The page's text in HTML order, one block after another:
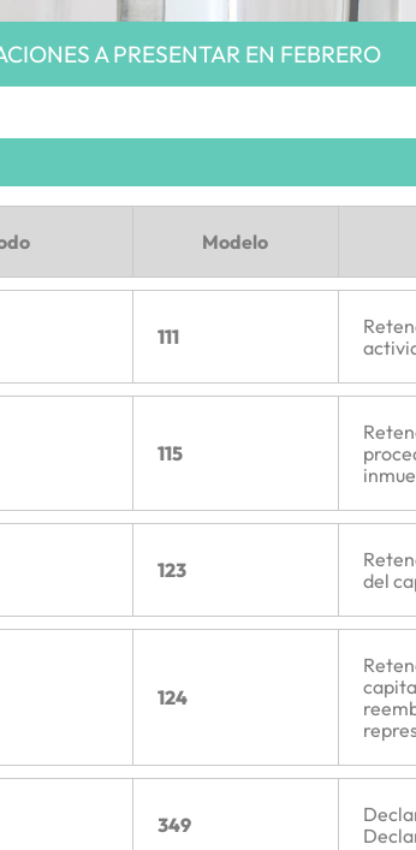
A PRESENTAR EN FEBRERO
Modelo
111
115
123
del
124
349